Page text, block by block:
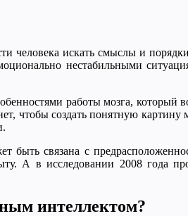
человека искать смыслы и
нестабильными
работы мозга,
чтобы создать понятную
быть связана с
А в исследовании 2008 года
интеллектом?